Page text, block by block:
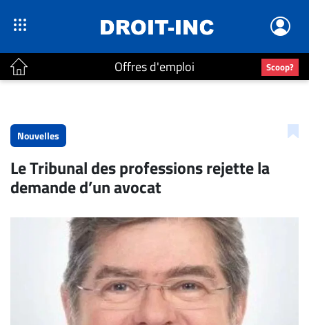
Offres d'emploi Scoop?
Accueil
Continu
Nominations
Conseillers
Juridiques
Carrière
Archives
Nouvelles
Le Tribunal des professions rejette la
demande d’un avocat